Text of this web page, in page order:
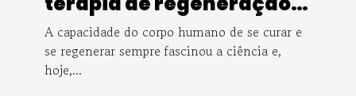
muscular
A capacidade do corpo humano de se curar e
se regenerar sempre fascinou a ciência e,
hoje,...